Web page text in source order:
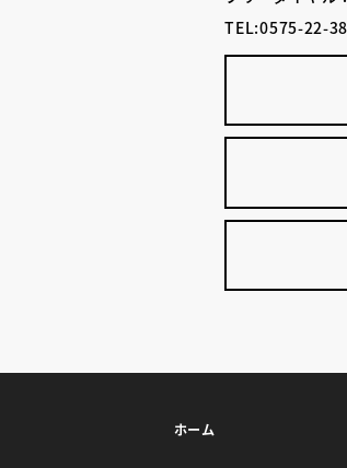
TEL:0575-22-
ホーム